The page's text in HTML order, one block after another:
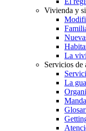
Vivienda y
La
Servicios de
La